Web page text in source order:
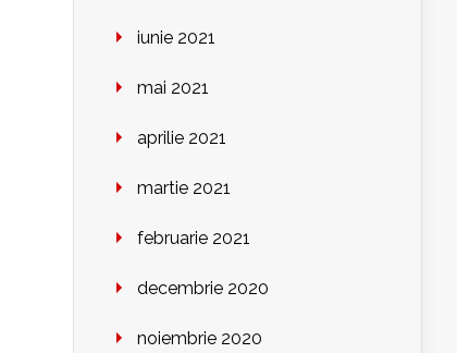
iunie 2021
mai 2021
aprilie 2021
martie 2021
februarie 2021
decembrie 2020
noiembrie 2020